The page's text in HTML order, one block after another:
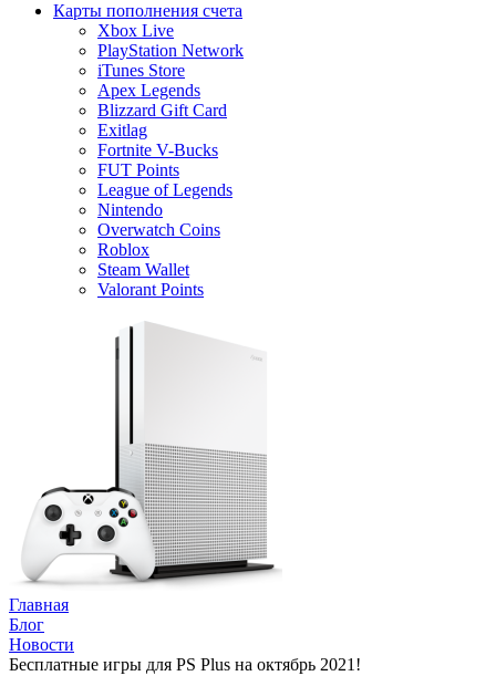
Карты пополнения счета
Xbox Live
PlayStation Network
iTunes Store
Apex Legends
Blizzard Gift Card
Exitlag
Fortnite V-Bucks
FUT Points
League of Legends
Nintendo
Overwatch Coins
Roblox
Steam Wallet
Valorant Points
Главная
Блог
Новости
Бесплатные игры для PS Plus на октябрь 2021!